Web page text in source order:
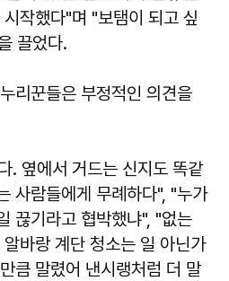
작했다"며 "보탬이 되고 싶
끌었다.
리꾼들은 부정적인 의견을
. 옆에서 거드는 신지도 똑같
사람들에게 무례하다", "누가
끊기라고 협박했냐", "없는
바랑 계단 청소는 일 아닌가
큼 말렸어 낸시랭처럼 더 말